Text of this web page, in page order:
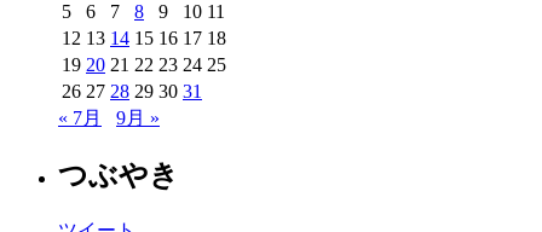
5
6 7 8 9 10 11
12 13 14 15 16 17 18
19 20 21 22 23 24 25
26 27 28 29 30 31
« 7月
9月 »
つぶやき